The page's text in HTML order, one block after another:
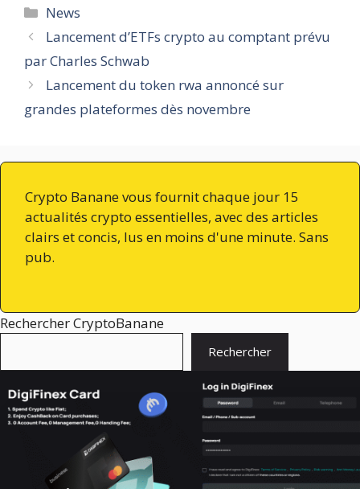
Catégories
News
Lancement d’ETFs crypto au comptant prévu
par Charles Schwab
Lancement du token rwa annoncé sur
grandes plateformes dès novembre
Crypto Banane vous fournit chaque jour 15
actualités crypto essentielles, avec des articles
clairs et concis, lus en moins d'une minute. Sans
pub.
Rechercher CryptoBanane
Rechercher